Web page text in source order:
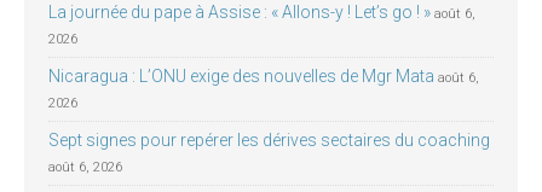
La journée du pape à Assise : « Allons-y ! Let’s go ! » août 6,
2026
Nicaragua : L’ONU exige des nouvelles de Mgr Mata août 6,
2026
Sept signes pour repérer les dérives sectaires du coaching
août 6, 2026